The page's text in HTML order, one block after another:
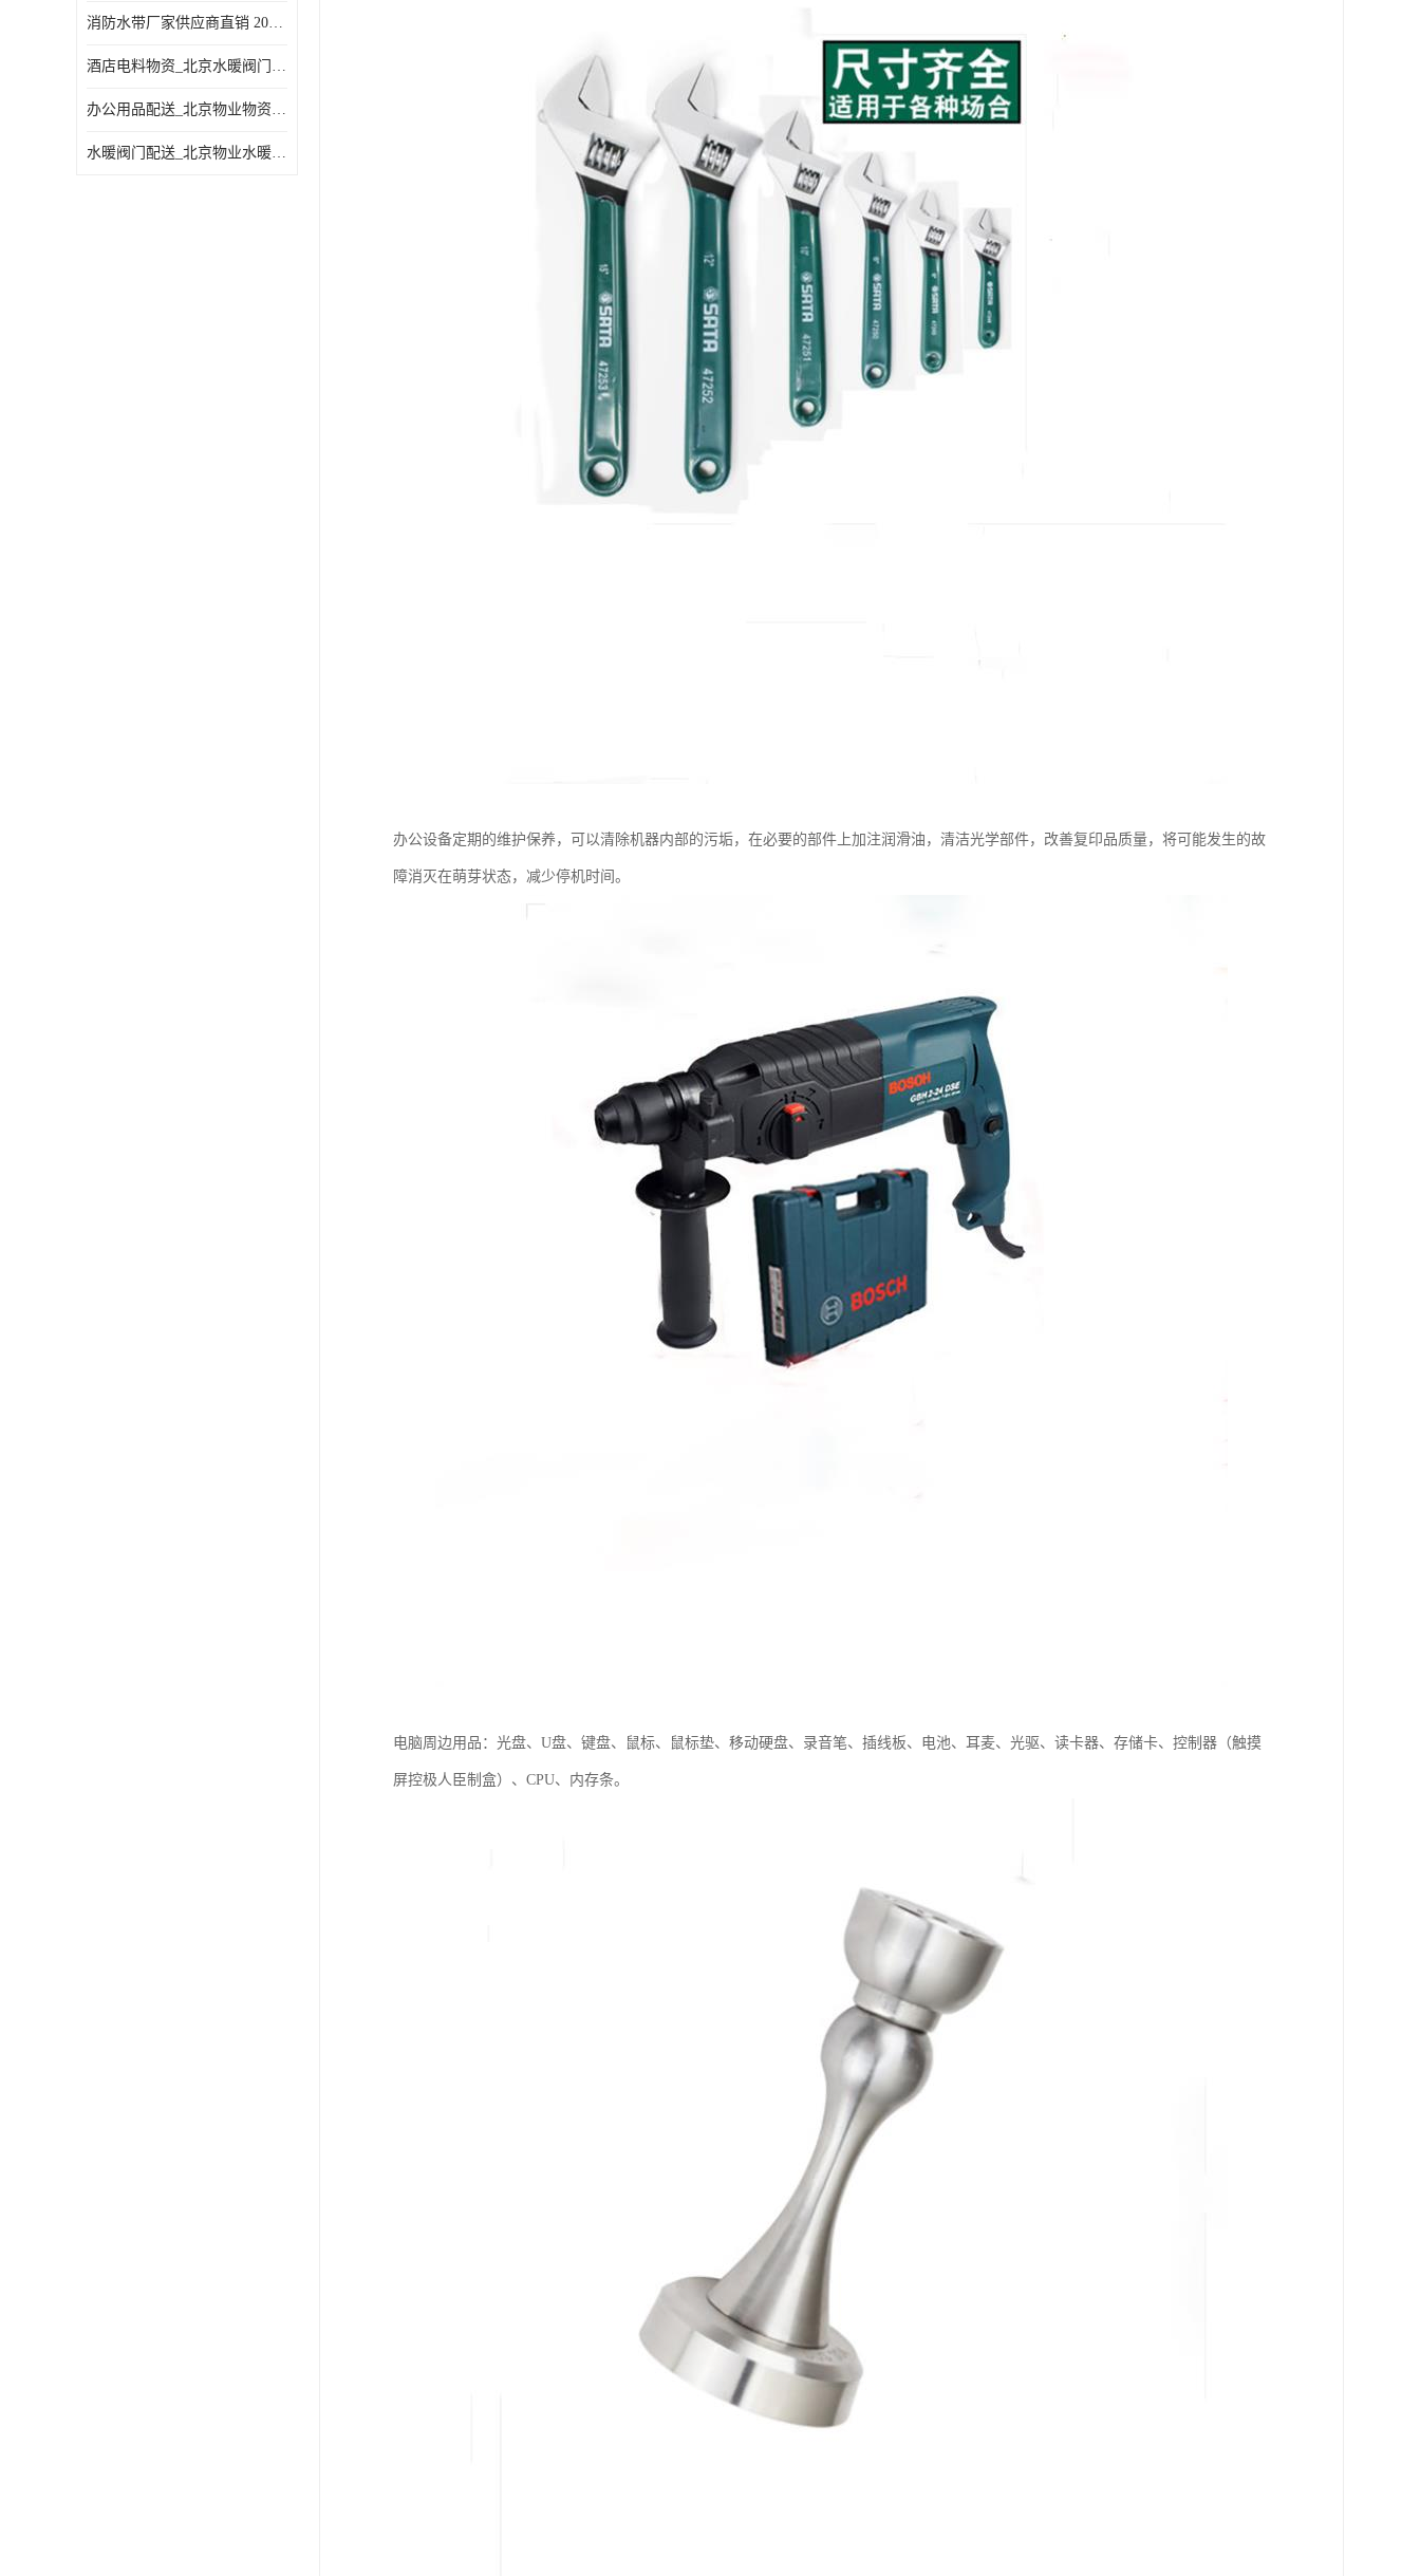
消防水带厂家供应商直销 20-65-25消防水带
酒店电料物资_北京水暖阀门一站式
办公用品配送_北京物业物资配送
水暖阀门配送_北京物业水暖阀门配送
办公设备定期的维护保养，可以清除机器内部的污垢，在必要的部件上加注润滑油，清洁光学部件，改善复印品质量，将可能发生的故
障消灭在萌芽状态，减少停机时间。
电脑周边用品：光盘、U盘、键盘、鼠标、鼠标垫、移动硬盘、录音笔、插线板、电池、耳麦、光驱、读卡器、存储卡、控制器（触摸
屏控极人臣制盒）、CPU、内存条。